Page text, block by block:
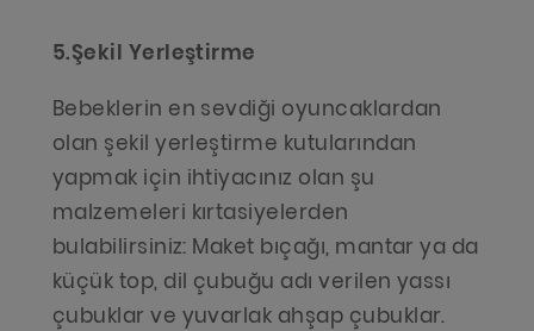
5.Şekil Yerleştirme
Bebeklerin en sevdiği oyuncaklardan
olan şekil yerleştirme kutularından
yapmak için ihtiyacınız olan şu
malzemeleri kırtasiyelerden
bulabilirsiniz: Maket bıçağı, mantar ya da
küçük top, dil çubuğu adı verilen yassı
çubuklar ve yuvarlak ahşap çubuklar.